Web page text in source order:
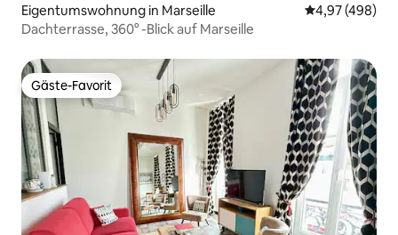
Eigentumswohnung in Marseille
4,97 (498)
Dachterrasse, 360° -Blick auf Marseille
Gäste-Favorit
Gäste-Favorit